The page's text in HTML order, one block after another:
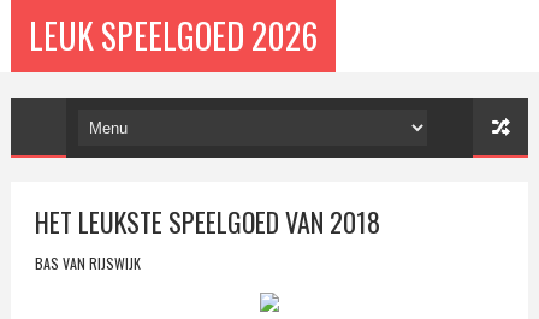
LEUK SPEELGOED 2026
HET LEUKSTE SPEELGOED VAN 2018
BAS VAN RIJSWIJK